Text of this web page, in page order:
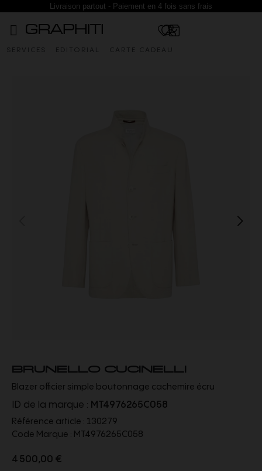
Livraison partout - Paiement en 4 fois sans frais
SERVICES EDITORIAL CARTE CADEAU
BRUNELLO CUCINELLI
Blazer officier simple boutonnage cachemire écru
ID de la marque : MT4976265C058
Référence article : 130279
Code Marque : MT4976265C058
4 500,00 €